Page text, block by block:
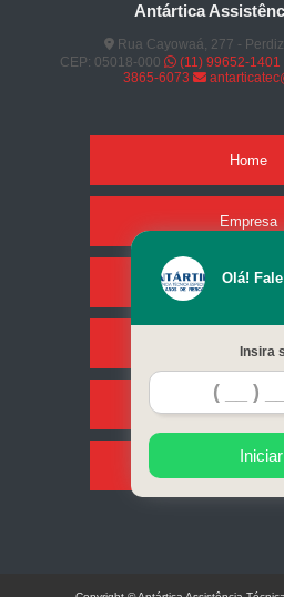
Antártica
Rua Cayowaá, 277 -
CEP: 05018-000
(11) 99652-1401
3865-6073
Home
Empresa
Missão
Serviços
Contato
Mapa do
Olá!
Insira